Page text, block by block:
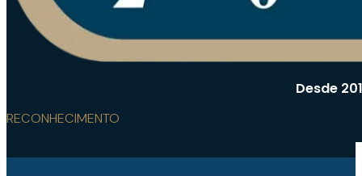
Desde
RECONHECIMENTO